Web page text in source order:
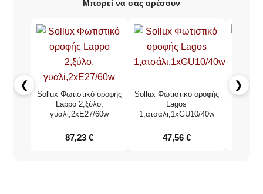
Μπορεί να σας αρέσουν
❮
Sollux Φωτιστικό οροφής
Lappo 2,ξύλο,
γυαλί,2xE27/60w
87,23€
Sollux Φωτιστικό οροφής
Lagos
1,ατσάλι,1xGU10/40w
47,56 €
❯